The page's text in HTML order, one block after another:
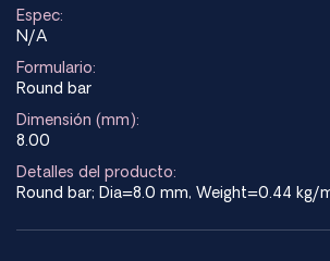
Espec:
N/A
Formulario:
Round bar
Dimensión (mm):
8.00
Detalles del producto:
Round bar; Dia=8.0 mm, Weight=0.44 kg/